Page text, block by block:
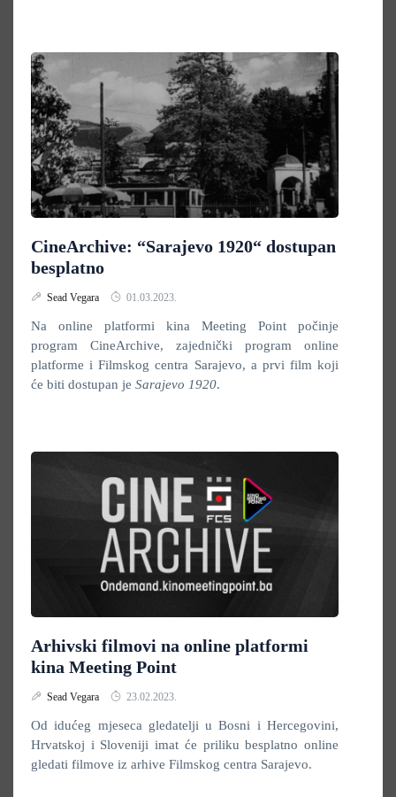
CineArchive: “Sarajevo 1920“ dostupan
besplatno
Sead Vegara 01.03.2023.
Na online platformi kina Meeting Point počinje
program CineArchive, zajednički program online
platforme i Filmskog centra Sarajevo, a prvi film koji
će biti dostupan je Sarajevo 1920.
Arhivski filmovi na online platformi
kina Meeting Point
Sead Vegara 23.02.2023.
Od idućeg mjeseca gledatelji u Bosni i Hercegovini,
Hrvatskoj i Sloveniji imat će priliku besplatno online
gledati filmove iz arhive Filmskog centra Sarajevo.